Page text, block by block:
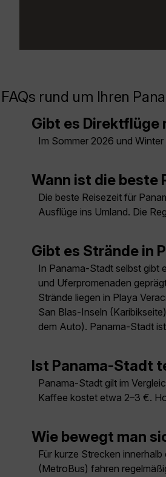
FAQs rund um Ihren
Gibt es Direktflüge
Im Sommer 2026 und
Wann ist die beste
Die beste Reisezeit für
Ausflüge ins Umland. Die
Gibt es Strände in
In Panama-Stadt selbst gibt
und Uferpromenaden
Strände liegen in Playa
San Blas-Inseln
dem Auto). Panama-Stadt
Ist Panama-Stadt
Panama-Stadt gilt im
Kaffee kostet etwa 2–3 €.
Wie bewegt man
Für kurze Strecken
(MetroBus) fahren